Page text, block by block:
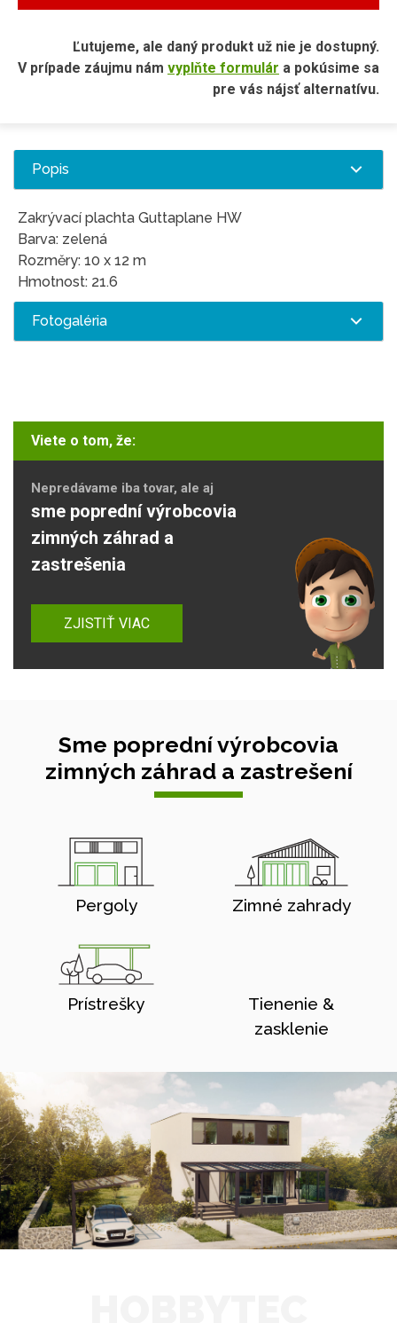
Ľutujeme, ale daný produkt už nie je dostupný.
V prípade záujmu nám vyplňte formulár a pokúsime sa
pre vás nájsť alternatívu.
Popis
Zakrývací plachta Guttaplane HW
Barva: zelená
Rozměry: 10 x 12 m
Hmotnost: 21.6
Fotogaléria
Viete o tom, že:
Nepredávame iba tovar, ale aj
sme poprední výrobcovia
zimných záhrad a
zastrešenia
ZJISTIŤ VIAC
Sme poprední výrobcovia
zimných záhrad a zastrešení
Pergoly Zimné zahrady
Prístrešky
Tienenie &
zasklenie